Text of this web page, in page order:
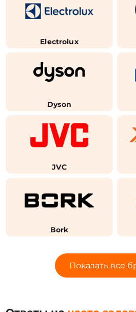
Electrolux
Dyson
JVC
Bork
Показать все